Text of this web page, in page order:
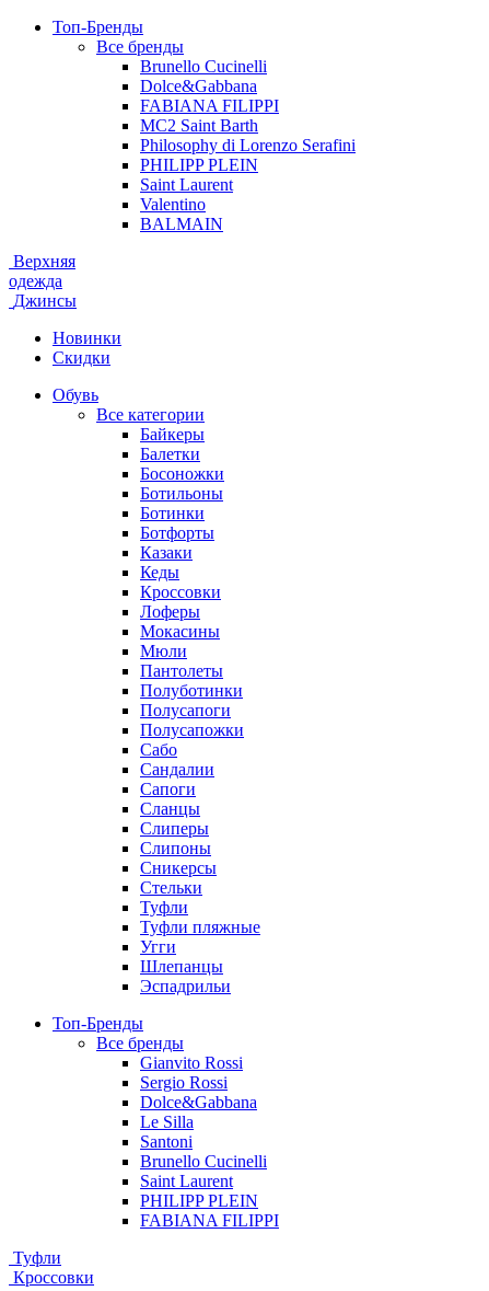
Топ-Бренды
Все бренды
Brunello Cucinelli
Dolce&Gabbana
FABIANA FILIPPI
MC2 Saint Barth
Philosophy di Lorenzo Serafini
PHILIPP PLEIN
Saint Laurent
Valentino
BALMAIN
Верхняя
одежда
Джинсы
Новинки
Скидки
Обувь
Все категории
Байкеры
Балетки
Босоножки
Ботильоны
Ботинки
Ботфорты
Казаки
Кеды
Кроссовки
Лоферы
Мокасины
Мюли
Пантолеты
Полуботинки
Полусапоги
Полусапожки
Сабо
Сандалии
Сапоги
Сланцы
Слиперы
Слипоны
Сникерсы
Стельки
Туфли
Туфли пляжные
Угги
Шлепанцы
Эспадрильи
Топ-Бренды
Все бренды
Gianvito Rossi
Sergio Rossi
Dolce&Gabbana
Le Silla
Santoni
Brunello Cucinelli
Saint Laurent
PHILIPP PLEIN
FABIANA FILIPPI
Туфли
Кроссовки